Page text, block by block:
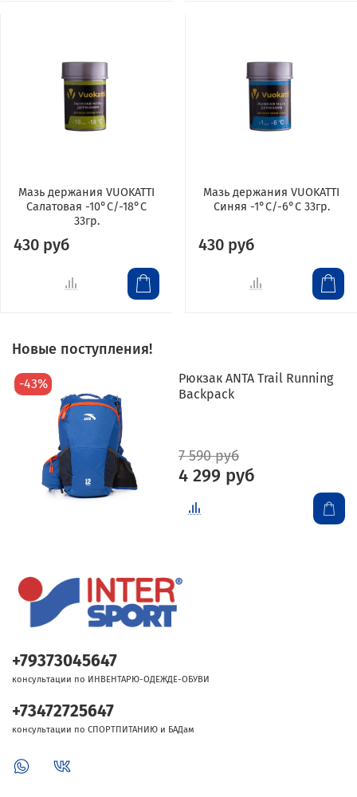
Мазь держания VUOKATTI
Салатовая -10°С/-18°С
33гр.
430 руб
Мазь держания VUOKATTI
Синяя -1°С/-6°С 33гр.
430 руб
Новые поступления!
-43%
Рюкзак ANTA Trail Running
Backpack
7 590 руб
4 299 руб
+79373045647
консультации по ИНВЕНТАРЮ-ОДЕЖДЕ-ОБУВИ
+73472725647
консультации по СПОРТПИТАНИЮ и БАДам